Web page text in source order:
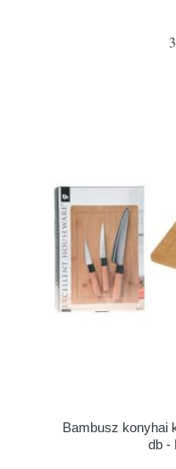
Bambusz konyhai
db -